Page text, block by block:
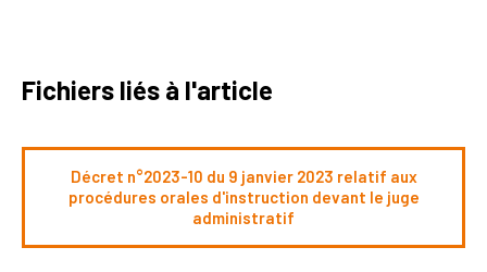
Fichiers liés à l'article
Décret n°2023-10 du 9 janvier 2023 relatif aux
procédures orales d'instruction devant le juge
administratif